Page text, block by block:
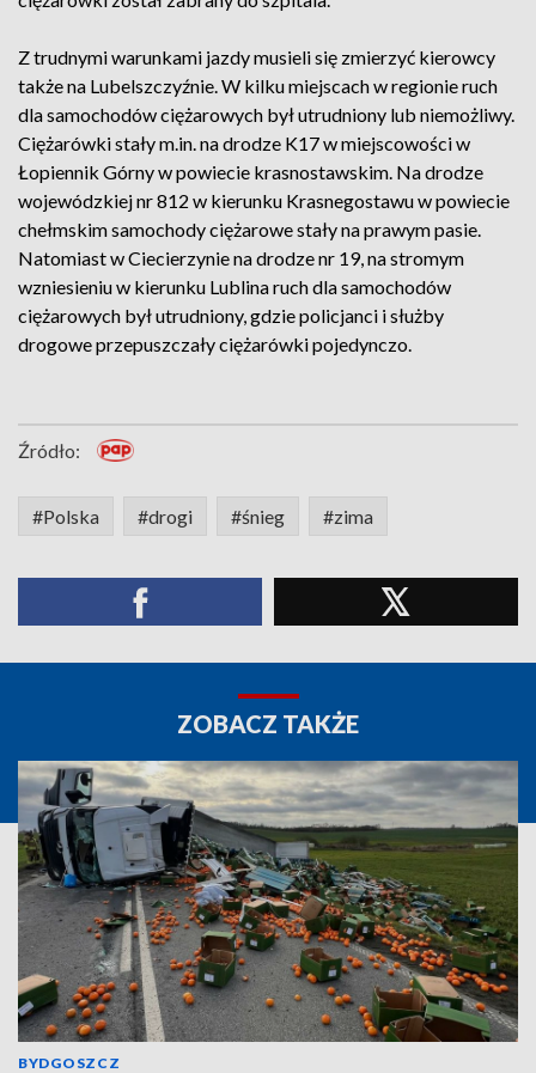
Z trudnymi warunkami jazdy musieli się zmierzyć kierowcy
także na Lubelszczyźnie. W kilku miejscach w regionie ruch
dla samochodów ciężarowych był utrudniony lub niemożliwy.
Ciężarówki stały m.in. na drodze K17 w miejscowości w
Łopiennik Górny w powiecie krasnostawskim. Na drodze
wojewódzkiej nr 812 w kierunku Krasnegostawu w powiecie
chełmskim samochody ciężarowe stały na prawym pasie.
Natomiast w Ciecierzynie na drodze nr 19, na stromym
wzniesieniu w kierunku Lublina ruch dla samochodów
ciężarowych był utrudniony, gdzie policjanci i służby
drogowe przepuszczały ciężarówki pojedynczo.
Źródło:
#Polska #drogi #śnieg #zima
ZOBACZ TAKŻE
BYDGOSZCZ